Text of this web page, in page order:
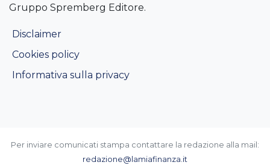
Gruppo Spremberg Editore.
Disclaimer
Cookies policy
Informativa sulla privacy
Per inviare comunicati stampa contattare la redazione alla mail:
redazione@lamiafinanza.it